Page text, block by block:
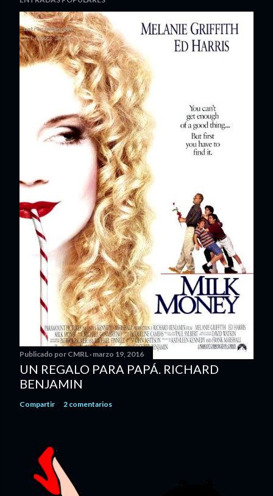
Publicado por CMRL marzo 19, 2016
UN REGALO PARA PAPÁ. RICHARD
BENJAMIN
Compartir 2 comentarios